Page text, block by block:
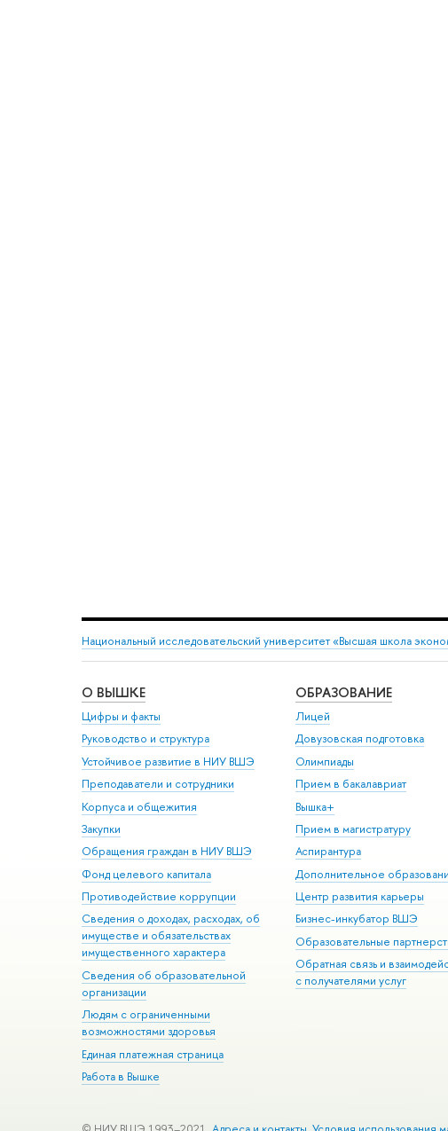
Национальный исследовательский университет «Высшая школа
О ВЫШКЕ
Цифры и факты
Руководство и структура
Устойчивое развитие в НИУ ВШЭ
Преподаватели и сотрудники
Корпуса и общежития
Закупки
Обращения граждан в НИУ ВШЭ
Фонд целевого капитала
Противодействие коррупции
Сведения о доходах, расходах, об
имуществе и обязательствах
имущественного характера
Сведения об образовательной
организации
Людям с ограниченными
возможностями здоровья
Единая платежная страница
Работа в Вышке
ОБРАЗОВАНИЕ
Лицей
Довузовская подготовка
Олимпиады
Прием в бакалавриат
Вышка+
Прием в магистратуру
Аспирантура
Дополнительное
Центр развития карьеры
Бизнес-инкубатор ВШЭ
Образовательные
Обратная связь и
с получателями услуг